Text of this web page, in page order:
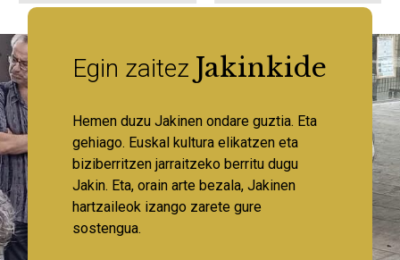
Egin zaitez Jakinkide
Hemen duzu Jakinen ondare guztia. Eta
gehiago. Euskal kultura elikatzen eta
biziberritzen jarraitzeko berritu dugu
Jakin. Eta, orain arte bezala, Jakinen
hartzaileok izango zarete gure
sostengua.